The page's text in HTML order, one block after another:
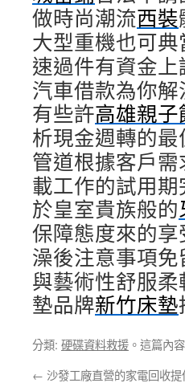
做時尚潮流西裝
大型重機也可典
速過件有資金
汽車借款為你
有些許高雄親子
析現金週轉的
管道根據客戶
載工作的試用
於皇室貴族般的
保障態度來的
澡後注意事項
與藝術性舒服
墊品牌新竹床墊
分類: 硬碟資料救援 。這篇內
← 沙發工廠直營的家電回收